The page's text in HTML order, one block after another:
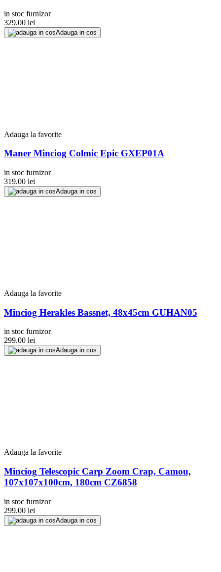
in stoc furnizor
329.00 lei
Adauga in cos
Adauga la favorite
Maner Minciog Colmic Epic GXEP01A
in stoc furnizor
319.00 lei
Adauga in cos
Adauga la favorite
Minciog Herakles Bassnet, 48x45cm GUHAN05
in stoc furnizor
299.00 lei
Adauga in cos
Adauga la favorite
Minciog Telescopic Carp Zoom Crap, Camou,
107x107x100cm, 180cm CZ6858
in stoc furnizor
299.00 lei
Adauga in cos